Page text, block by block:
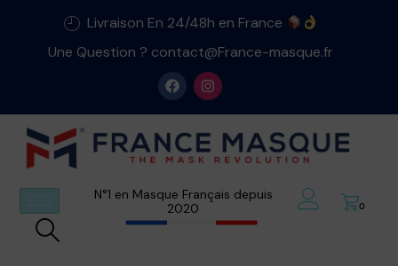
Livraison En 24/48h en France
Une Question ? contact@France-masque.fr
N°1 en Masque Français depuis
2020
0